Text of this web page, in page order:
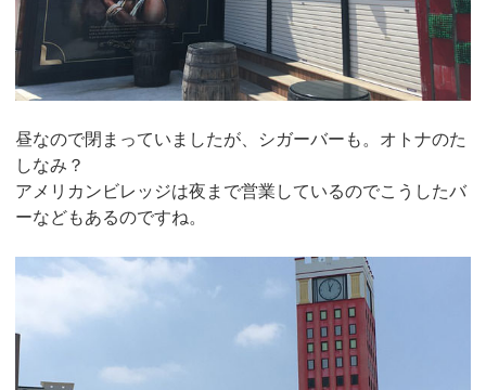
昼なので閉まっていましたが、シガーバーも。オトナのた
しなみ？
アメリカンビレッジは夜まで営業しているのでこうしたバ
ーなどもあるのですね。